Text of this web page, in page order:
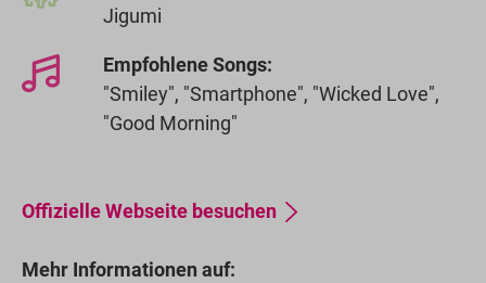
Jigumi
Empfohlene Songs:
"Smiley", "Smartphone", "Wicked Love",
"Good Morning"
Offizielle Webseite besuchen
Mehr Informationen auf: